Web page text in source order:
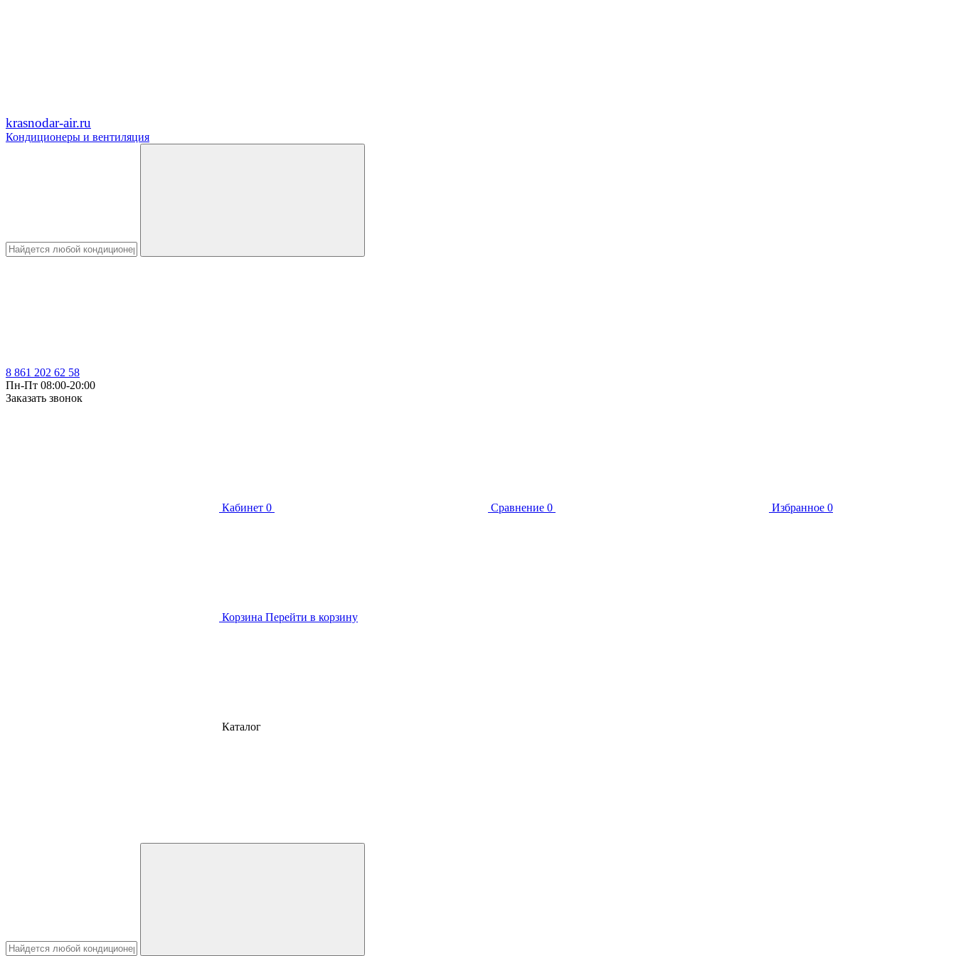
krasnodar-air.ru
Кондиционеры и вентиляция
8 861 202 62 58
Пн-Пт 08:00-20:00
Заказать звонок
Кабинет 0 Сравнение 0 Избранное 0
Корзина Перейти в корзину
Каталог